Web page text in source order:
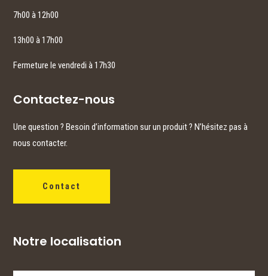
7h00 à 12h00
13h00 à 17h00
Fermeture le vendredi à 17h30
Contactez-nous
Une question ? Besoin d’information sur un produit ? N’hésitez pas à
nous contacter.
Contact
Notre localisation